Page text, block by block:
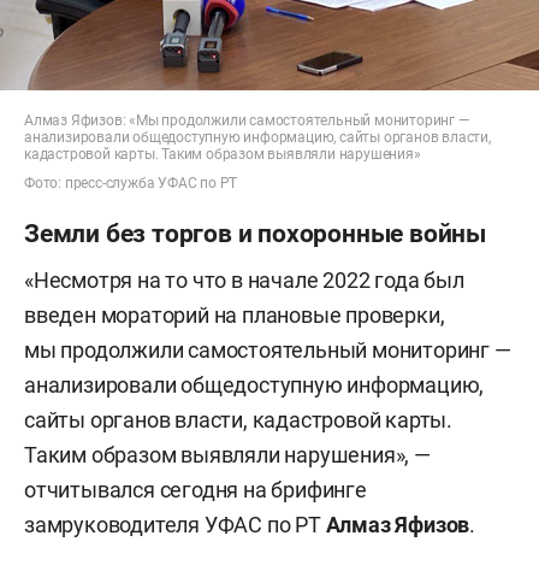
Алмаз Яфизов: «Мы продолжили самостоятельный мониторинг —
анализировали общедоступную информацию, сайты органов власти,
кадастровой карты. Таким образом выявляли нарушения»
Фото: пресс-служба УФАС по РТ
Земли без торгов и похоронные войны
«Несмотря на то что в начале 2022 года был
введен мораторий на плановые проверки,
мы продолжили самостоятельный мониторинг —
анализировали общедоступную информацию,
сайты органов власти, кадастровой карты.
Таким образом выявляли нарушения», —
отчитывался сегодня на брифинге
замруководителя УФАС по РТАлмаз Яфизов.